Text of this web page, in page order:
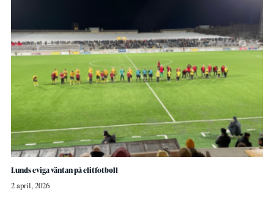
Lunds eviga väntan på elitfotboll
2 april, 2026